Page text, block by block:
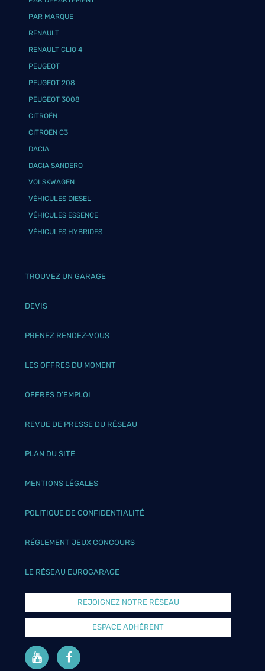
PAR MARQUE
RENAULT
RENAULT CLIO 4
PEUGEOT
PEUGEOT 208
PEUGEOT 3008
CITROËN
CITROËN C3
DACIA
DACIA SANDERO
VOLSKWAGEN
VÉHICULES DIESEL
VÉHICULES ESSENCE
VÉHICULES HYBRIDES
TROUVEZ UN GARAGE
DEVIS
PRENEZ RENDEZ-VOUS
LES OFFRES DU MOMENT
OFFRES D’EMPLOI
REVUE DE PRESSE DU RÉSEAU
PLAN DU SITE
MENTIONS LÉGALES
POLITIQUE DE CONFIDENTIALITÉ
RÉGLEMENT JEUX CONCOURS
LE RÉSEAU EUROGARAGE
REJOIGNEZ NOTRE RÉSEAU
ESPACE ADHÉRENT